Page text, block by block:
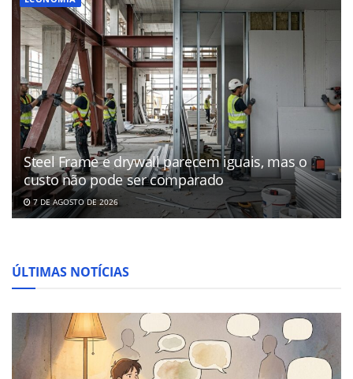
Steel Frame e drywall parecem iguais, mas o
custo não pode ser comparado
7 DE AGOSTO DE 2026
ÚLTIMAS NOTÍCIAS